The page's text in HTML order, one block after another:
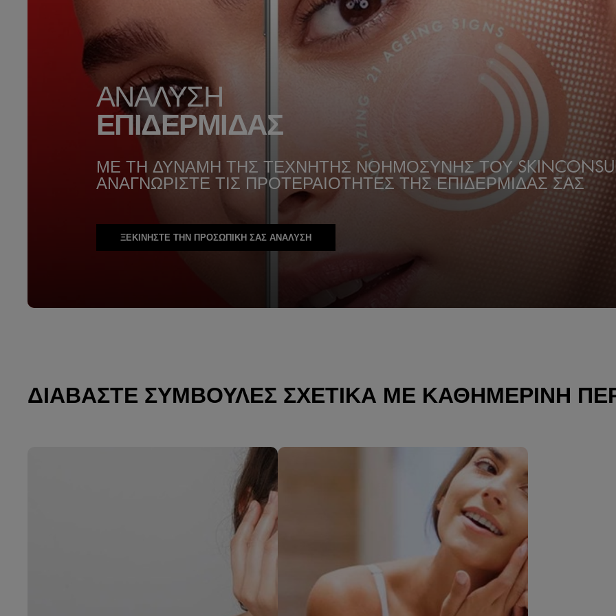
ΑΝΑΛΥΣΗ
ΕΠΙΔΕΡΜΙΔΑΣ
ΜΕ ΤΗ ΔΥΝΑΜΗ ΤΗΣ ΤΕΧΝΗΤΗΣ ΝΟΗΜΟΣΥΝΗΣ ΤΟΥ
ΑΝΑΓΝΩΡΙΣΤΕ ΤΙΣ ΠΡΟΤΕΡΑΙΟΤΗΤΕΣ ΤΗΣ ΕΠΙΔΕΡΜΙΔΑΣ ΣΑΣ
ΞΕΚΙΝΗΣΤΕ ΤΗΝ ΠΡΟΣΩΠΙΚΗ ΣΑΣ ΑΝΑΛΥΣΗ
ΔΙΑΒΆΣΤΕ ΣΥΜΒΟΥΛΈΣ ΣΧΕΤΙΚΆ ΜΕ ΚΑΘΗΜΕΡΙΝΉ